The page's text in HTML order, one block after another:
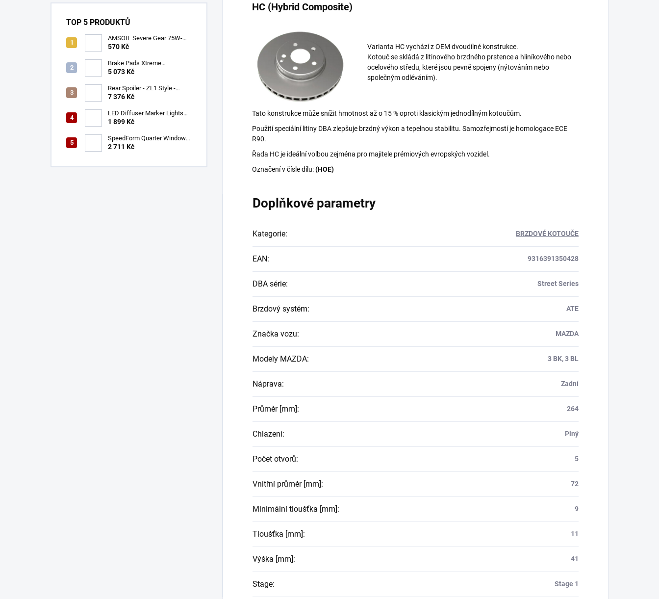
TOP 5 PRODUKTŮ
AMSOIL Severe Gear 75W-
140
570 Kč
Brake Pads Xtreme
Performance ECE R90
(DB9021XP)
5 073 Kč
Rear Spoiler - ZL1 Style -
Gloss Black (CAMARO 16-23)
7 376 Kč
LED Diffuser Marker Lights
(CHALLENGER 15-23)
1 899 Kč
SpeedForm Quarter Window
Louvers - Gloss Black
2 711 Kč
HC (Hybrid Composite)
Varianta HC vychází z OEM dvoudílné konstrukce.
Kotouč se skládá z litinového brzdného prstence a hliníkového nebo
ocelového středu, které jsou pevně spojeny (nýtováním nebo
společným odléváním).
Tato konstrukce může snížit hmotnost až o 15 % oproti klasickým jednodílným kotoučům.
Použití speciální litiny DBA zlepšuje brzdný výkon a tepelnou stabilitu. Samozřejmostí je homologace ECE
R90.
Řada HC je ideální volbou zejména pro majitele prémiových evropských vozidel.
Označení v čísle dílu:(HOE)
Doplňkové parametry
Kategorie: BRZDOVÉ KOTOUČE
EAN: 9316391350428
DBA série: Street Series
Brzdový systém: ATE
Značka vozu: MAZDA
Modely MAZDA: 3 BK, 3 BL
Náprava: Zadní
Průměr [mm]: 264
Chlazení: Plný
Počet otvorů: 5
Vnitřní průměr [mm]: 72
Minimální tloušťka [mm]: 9
Tloušťka [mm]: 11
Výška [mm]: 41
Stage: Stage 1